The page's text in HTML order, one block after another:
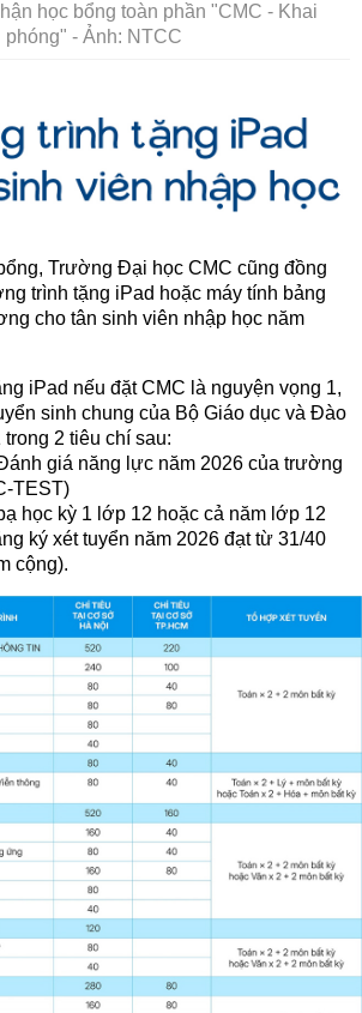
học bổng toàn phần "CMC - Khai
phóng" - Ảnh: NTCC
Trường Đại học CMC cũng đồng
trình tặng iPad hoặc máy tính bảng
cho tân sinh viên nhập học năm
iPad nếu đặt CMC là nguyện vọng 1,
sinh chung của Bộ Giáo dục và Đào
2 tiêu chí sau:
giá năng lực năm 2026 của trường
TEST)
học kỳ 1 lớp 12 hoặc cả năm lớp 12
ký xét tuyển năm 2026 đạt từ 31/40
cộng).